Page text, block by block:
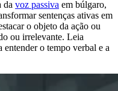
da voz passiva em búlgaro,
sentenças ativas em
o objeto da ação ou
ou irrelevante. Leia
entender o tempo verbal e a